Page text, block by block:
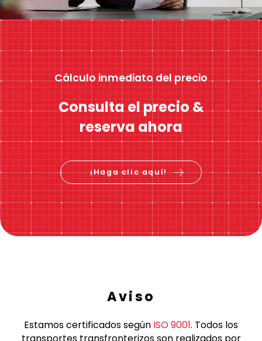
Cálculo inmediato del precio
Consulta el precio &
reserva ahora
¡Haga clic aquí!
Aviso
Estamos certificados según ISO 9001. Todos los